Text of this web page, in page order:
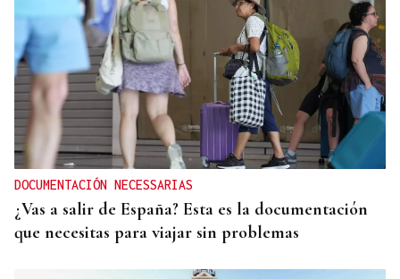
DOCUMENTACIÓN NECESSARIAS
¿Vas a salir de España? Esta es la documentación
que necesitas para viajar sin problemas